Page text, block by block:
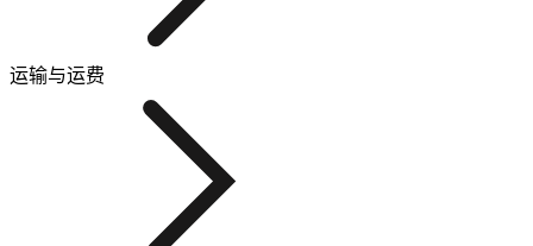
运输与运费